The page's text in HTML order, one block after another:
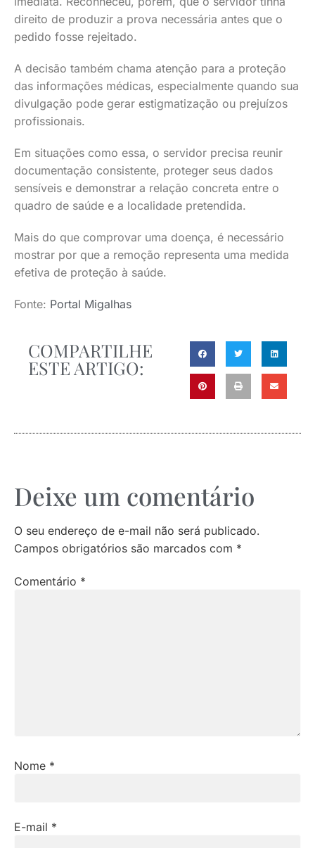
direito de produzir a prova necessária antes que o
pedido fosse rejeitado.
A decisão também chama atenção para a proteção
das informações médicas, especialmente quando sua
divulgação pode gerar estigmatização ou prejuízos
profissionais.
Em situações como essa, o servidor precisa reunir
documentação consistente, proteger seus dados
sensíveis e demonstrar a relação concreta entre o
quadro de saúde e a localidade pretendida.
Mais do que comprovar uma doença, é necessário
mostrar por que a remoção representa uma medida
efetiva de proteção à saúde.
Fonte: Portal Migalhas
COMPARTILHE
ESTE ARTIGO:
Deixe um comentário
O seu endereço de e-mail não será publicado.
Campos obrigatórios são marcados com *
Comentário *
Nome *
E-mail *